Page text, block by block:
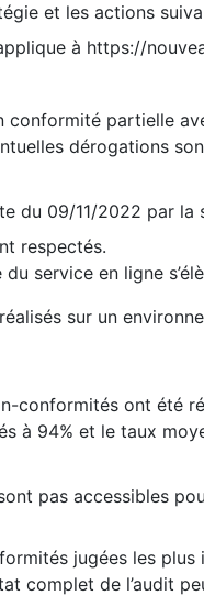
et les actions
à https://
conformité partielle
dérogations
du 09/11/2022 par
respectés.
service en ligne
sur un
conformités ont été
à 94% et le taux
pas accessibles
jugées les
complet de l’audit